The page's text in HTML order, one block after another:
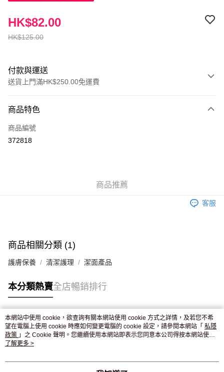
HK$125.00
HK$82.00
付款與運送
送貨上門滿HK$250.00免運費
信用卡
Apple Pay
付款後門市自取，訂單確認後2-4個工作天到店，7天內取。逾期後
商品特色
商品編號
372818
商品推薦
客服
商品相關分類 (1)
護膚保養 清潔護理 潔面產品
本分類熱賣全店暢銷排行
熱門標籤
熱銷排行
本網站中使用 cookie，欲查詢有關本網站使用 cookie 方式之詳情，及若您不希
望在電腦上使用 cookie 時應如何變更電腦的 cookie 設定，請參閱本網站「 私隱
政策 」之 Cookie 聲明。您繼續使用本網站即表示您同意本公司得按本網站使用
條款之 Cookie 聲明使用 cookie。
了解更多 >